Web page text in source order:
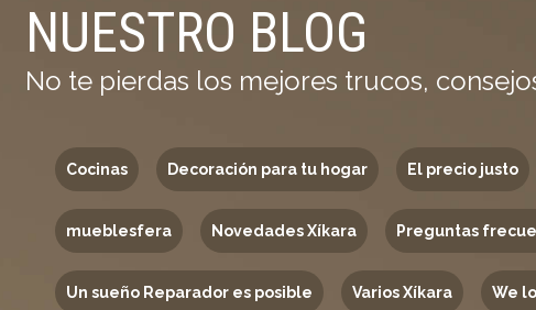
NUESTRO BLOG
No te pierdas los mejores trucos,
Cocinas Decoración para tu hogar El precio justo
mueblesfera Novedades Xíkara Preguntas
Un sueño Reparador es posible Varios Xíkara We